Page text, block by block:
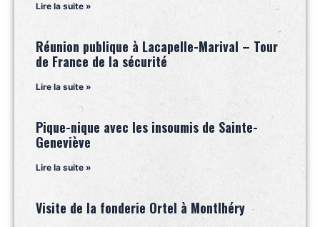
Lire la suite »
Réunion publique à Lacapelle-Marival – Tour
de France de la sécurité
Lire la suite »
Pique-nique avec les insoumis de Sainte-
Geneviève
Lire la suite »
Visite de la fonderie Ortel à Montlhéry